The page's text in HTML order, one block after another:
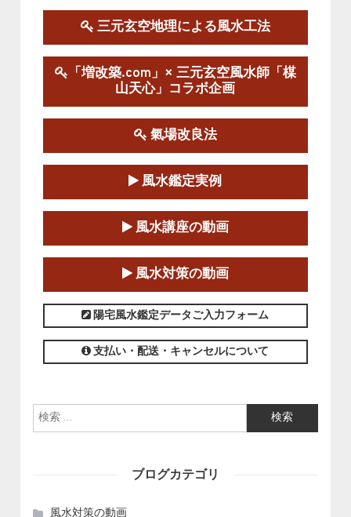
この講座の募集は終了しました。
陰宅三元玄空風水講座
2025-06-07～2025-06-08
この講座の募集は終了しました。
第１８期立命塾『実践的易学講座』
2025-06-21～2025-08-24
この講座の募集は終了しました。
第１８期立命塾「実践的四柱立命学（四
柱推命学）講座」
2025-01-11～2025-05-11
この講座の募集は終了しました。
三元玄空地理による風水工法
「増改築.com」× 三元玄空風水師「楳
山天心」コラボ企画
氣場改良法
風水鑑定実例
風水講座の動画
風水対策の動画
陽宅風水鑑定データご入力フォーム
支払い・配送・キャンセルについて
検索:
ブログカテゴリ
風水対策の動画